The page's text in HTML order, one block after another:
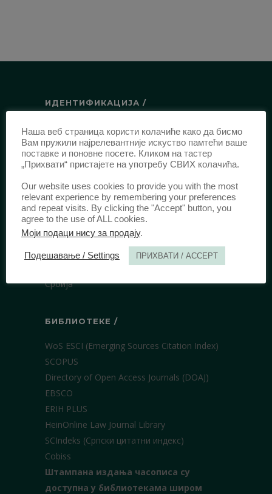
ИДЕНТИФИКАЦИЈА /
ISSN:0003-2565(Штампано издање)
еISSN:2406-2693(Онлајн издање)
DOI:10.51204/Anali_PFBU_1906
ИЗДАВАЧ /
Правни факултет Универзитета у
Београду
Булевар краља Александра 67
Србија
БИБЛИОТЕКЕ /
WoS ESCI (Emerging Sources Citation Index)
SCOPUS
Directory of Open Access Journals (DOAJ)
EBSCO
ERIH PLUS
HeinOnline Law Journal Library
SCIndeks (Српски цитатни индекс)
Cobiss
Штампана издања часописа су
доступна у библиотекама широм
Наша веб страница користи колачиће како да бисмо
Вам пружили најрелевантније искуство памтећи ваше
поставке и поновне посете. Кликом на тастер
„Прихвати“ пристајете на употребу СВИХ колачића.
Our website uses cookies to provide you with the most
relevant experience by remembering your preferences
and repeat visits. By clicking the "Accept" button, you
agree to the use of ALL cookies.
Моји подаци нису за продају.
Подешавање / Settings ПРИХВАТИ / ACCEPT